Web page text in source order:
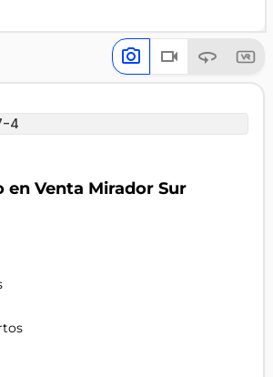
4
Venta Mirador Sur